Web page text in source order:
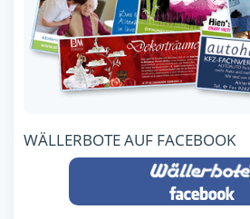
WÄLLERBOTE AUF FACEBOOK